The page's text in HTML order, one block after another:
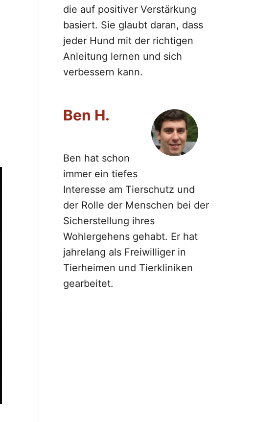
die auf positiver Verstärkung
basiert. Sie glaubt daran, dass
jeder Hund mit der richtigen
Anleitung lernen und sich
verbessern kann.
Ben H.
Ben hat schon
immer ein tiefes
Interesse am Tierschutz und
der Rolle der Menschen bei der
Sicherstellung ihres
Wohlergehens gehabt. Er hat
jahrelang als Freiwilliger in
Tierheimen und Tierkliniken
gearbeitet.